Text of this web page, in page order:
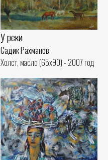
У реки
Садик Рахманов
Холст, масло (65x90) - 2007 год